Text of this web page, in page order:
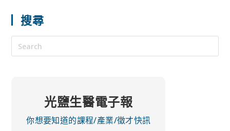
搜尋
光鹽生醫電子報
你想要知道的課程/產業/徵才快訊